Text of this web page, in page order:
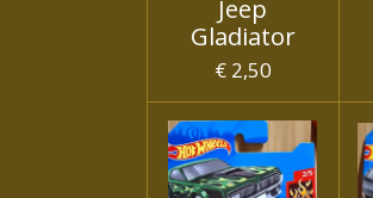
Jeep
Gladiator
€ 2,50